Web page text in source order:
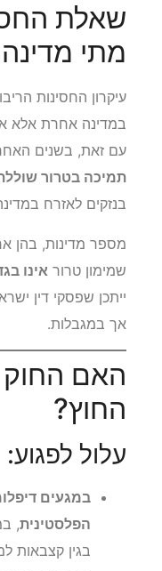
שאלת
מתי
עיקרון החסינות
במדינה אחרת אלא
עם זאת, בשנים
תמיכה בטרור
בנזקים לאזרח
מספר מדינות, בהן
שמימון טרור אינו
ייתכן שפסקי דין
אך במגבלות.
האם החוק
החוץ?
עלול לפגוע:
במגעים
הפלסטינית,
בגין קצבאות